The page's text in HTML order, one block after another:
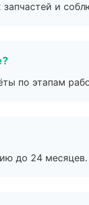
и
по этапам
до 24 месяцев.